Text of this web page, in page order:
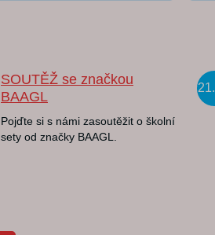
SOUTĚŽ se značkou
BAAGL
Pojďte si s námi zasoutěžit o školní
sety od značky BAAGL.